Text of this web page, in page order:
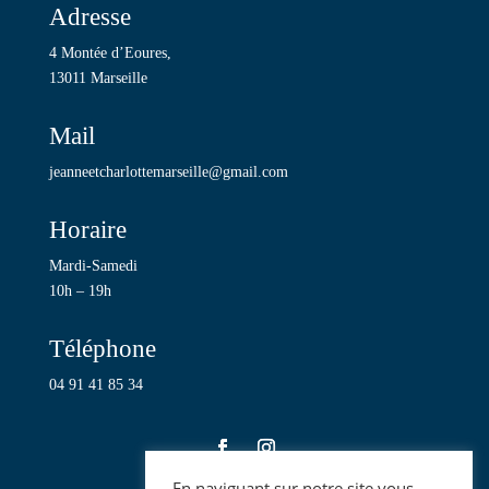
Adresse
4 Montée d’Eoures,
13011 Marseille
Mail
jeanneetcharlottemarseille@gmail.com
Horaire
Mardi-Samedi
10h – 19h
Téléphone
04 91 41 85 34